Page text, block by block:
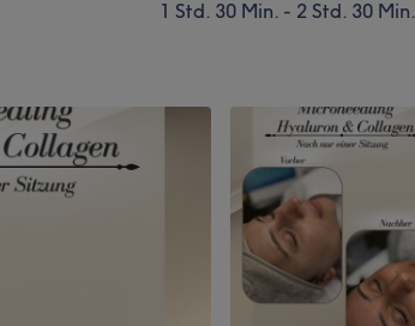
1 Std. 30 Min. - 2 Std. 30 Min.